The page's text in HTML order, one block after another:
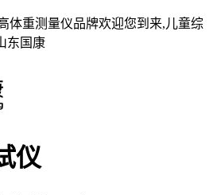
体重测量仪品牌欢迎您到来,儿童综
东国康
仪